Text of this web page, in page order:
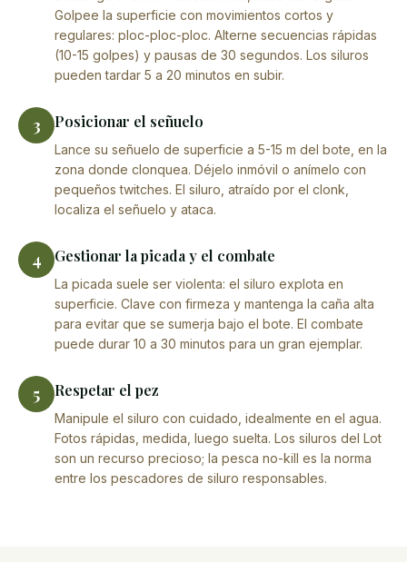
Golpee la superficie con movimientos cortos y
regulares: ploc-ploc-ploc. Alterne secuencias rápidas
(10-15 golpes) y pausas de 30 segundos. Los siluros
pueden tardar 5 a 20 minutos en subir.
3 Posicionar el señuelo
Lance su señuelo de superficie a 5-15 m del bote, en la
zona donde clonquea. Déjelo inmóvil o anímelo con
pequeños twitches. El siluro, atraído por el clonk,
localiza el señuelo y ataca.
4 Gestionar la picada y el combate
La picada suele ser violenta: el siluro explota en
superficie. Clave con firmeza y mantenga la caña alta
para evitar que se sumerja bajo el bote. El combate
puede durar 10 a 30 minutos para un gran ejemplar.
5 Respetar el pez
Manipule el siluro con cuidado, idealmente en el agua.
Fotos rápidas, medida, luego suelta. Los siluros del Lot
son un recurso precioso; la pesca no-kill es la norma
entre los pescadores de siluro responsables.